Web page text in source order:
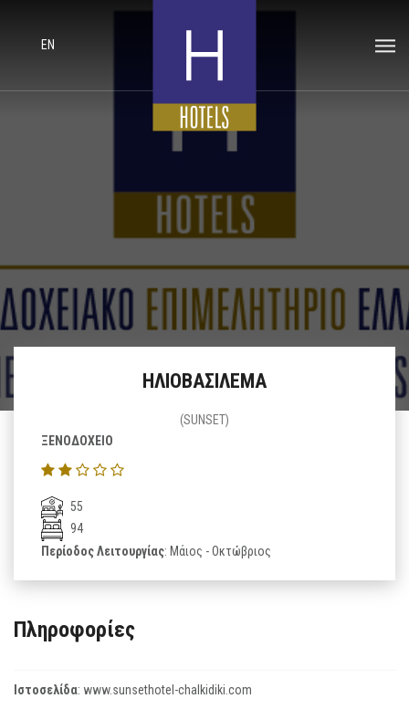
EN
ΗΛΙΟΒΑΣΙΛΕΜΑ
(SUNSET)
ΞΕΝΟΔΟΧΕΙΟ
55
94
Περίοδος Λειτουργίας: Μάιος - Οκτώβριος
Πληροφορίες
Ιστοσελίδα: www.sunsethotel-chalkidiki.com